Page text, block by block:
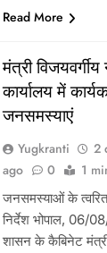
Read More
मंत्री
कार्यालय में
जनसमस्याएं
Yugkranti
2
ago
0 1
जनसमस्याओं के
निर्देश भोपाल, 06/
शासन के कैबिनेट